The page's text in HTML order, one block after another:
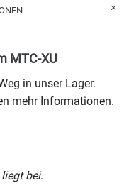
MTC-XU
in unser Lager.
mehr Informationen.
liegt bei.